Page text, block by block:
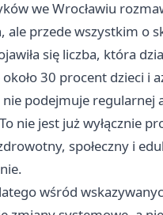
we Wrocławiu
ale przede wszystkim o
się liczba, która
30 procent dzieci i
nie podejmuje regularnej
nie jest już wyłącznie
społeczny i
wśród